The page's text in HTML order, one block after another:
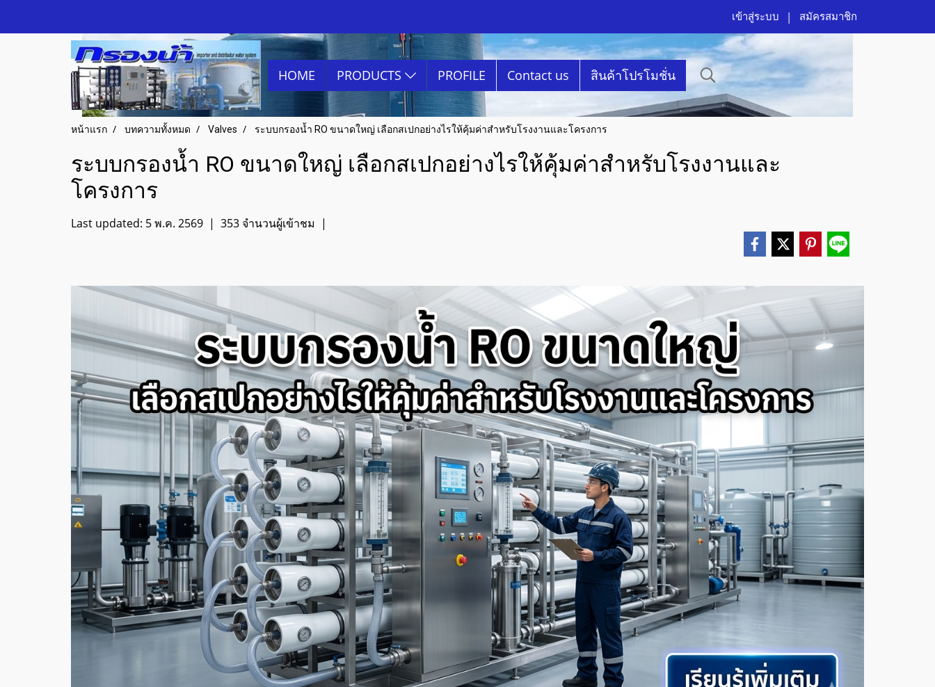
เข้าสู่ระบบ สมัครสมาชิก
HOME PRODUCTS PROFILE Contact us สินค้าโปรโมชั่น
หน้าแรก บทความทั้งหมด Valves ระบบกรองน้ำ RO ขนาดใหญ่ เลือกสเปกอย่างไรให้คุ้มค่าสำหรับโรงงานและโครงการ
ระบบกรองน้ำ RO ขนาดใหญ่ เลือกสเปกอย่างไรให้คุ้มค่าสำหรับโรงงานและ
โครงการ
Last updated: 5 พ.ค. 2569 | 353 จำนวนผู้เข้าชม |